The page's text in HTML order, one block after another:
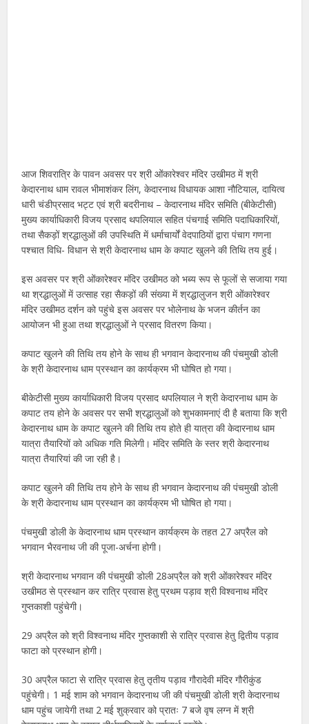
आज शिवरात्रि के पावन अवसर पर श्री ओंकारेश्वर मंदिर उखीमठ में श्री
केदारनाथ धाम रावल भीमाशंकर लिंग, केदारनाथ विधायक आशा नौटियाल, दायित्व
धारी चंडीप्रसाद भट्ट एवं श्री बदरीनाथ – केदारनाथ मंदिर समिति (बीकेटीसी)
मुख्य कार्याधिकारी विजय प्रसाद थपलियाल सहित पंचगाई समिति पदाधिकारियों,
तथा सैकड़ों श्रद्धालुओं की उपस्थिति में धर्माचार्यों वेदपाठियों द्वारा पंचाग गणना
पश्चात विधि- विधान से श्री केदारनाथ धाम के कपाट खुलने की तिथि तय हुई।
इस अवसर पर श्री ओंकारेश्वर मंदिर उखीमठ को भब्य रूप से फूलों से सजाया गया
था श्रद्धालुओं में उत्साह रहा सैकड़ों की संख्या में श्रद्धालुजन श्री ओंकारेश्वर
मंदिर उखीमठ दर्शन को पहुंचे इस अवसर पर भोलेनाथ के भजन कीर्तन का
आयोजन भी हुआ तथा श्रद्धालुओं ने प्रसाद वितरण किया।
कपाट खुलने की तिथि तय होने के साथ ही भगवान केदारनाथ की पंचमुखी डोली
के श्री केदारनाथ धाम प्रस्थान का कार्यक्रम भी घोषित हो गया।
बीकेटीसी मुख्य कार्याधिकारी विजय प्रसाद थपलियाल ने श्री केदारनाथ धाम के
कपाट तय होने के अवसर पर सभी श्रद्धालुओं को शुभकामनाएं दी है बताया कि श्री
केदारनाथ धाम के कपाट खुलने की तिथि तय होते ही यात्रा की केदारनाथ धाम
यात्रा तैयारियों को अधिक गति मिलेगी। मंदिर समिति के स्तर श्री केदारनाथ
यात्रा तैयारियां की जा रही है।
कपाट खुलने की तिथि तय होने के साथ ही भगवान केदारनाथ की पंचमुखी डोली
के श्री केदारनाथ धाम प्रस्थान का कार्यक्रम भी घोषित हो गया।
पंचमुखी डोली के केदारनाथ धाम प्रस्थान कार्यक्रम के तहत 27 अप्रैल को
भगवान भैरवनाथ जी की पूजा-अर्चना होगी।
श्री केदारनाथ भगवान की पंचमुखी डोली 28अप्रैल को श्री ओंकारेश्वर मंदिर
उखीमठ से प्रस्थान कर रात्रि प्रवास हेतु प्रथम पड़ाव श्री विश्वनाथ मंदिर
गुप्तकाशी पहुंचेगी।
29 अप्रैल को श्री विश्वनाथ मंदिर गुप्तकाशी से रात्रि प्रवास हेतु द्वितीय पड़ाव
फाटा को प्रस्थान होगी।
30 अप्रैल फाटा से रात्रि प्रवास हेतु तृतीय पड़ाव गौरादेवी मंदिर गौरीकुंड
पहुंचेगी। 1 मई शाम को भगवान केदारनाथ जी की पंचमुखी डोली श्री केदारनाथ
धाम पहुंच जायेगी तथा 2 मई शुक्रवार को प्रातः 7 बजे वृष लग्न में श्री